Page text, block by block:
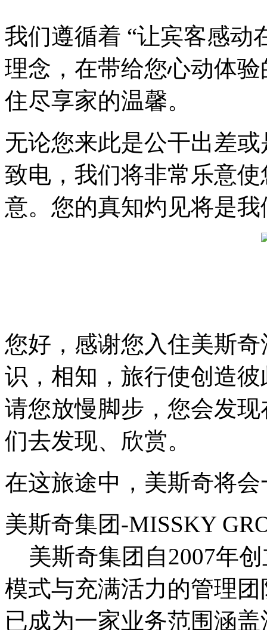
我们遵循着 “让宾客感动
理念，在带给您心动体
住尽享家的温馨。
无论您来此是公干出差
致电，我们将非常乐意
意。您的真知灼见将是
您好，感谢您入住美斯
识，相知，旅行使创造
请您放慢脚步，您会发
们去发现、欣赏。
在这旅途中，美斯奇将
美斯奇集团-MISSKY
美斯奇集团自2007年
模式与充满活力的管理
已成为一家业务范围涵